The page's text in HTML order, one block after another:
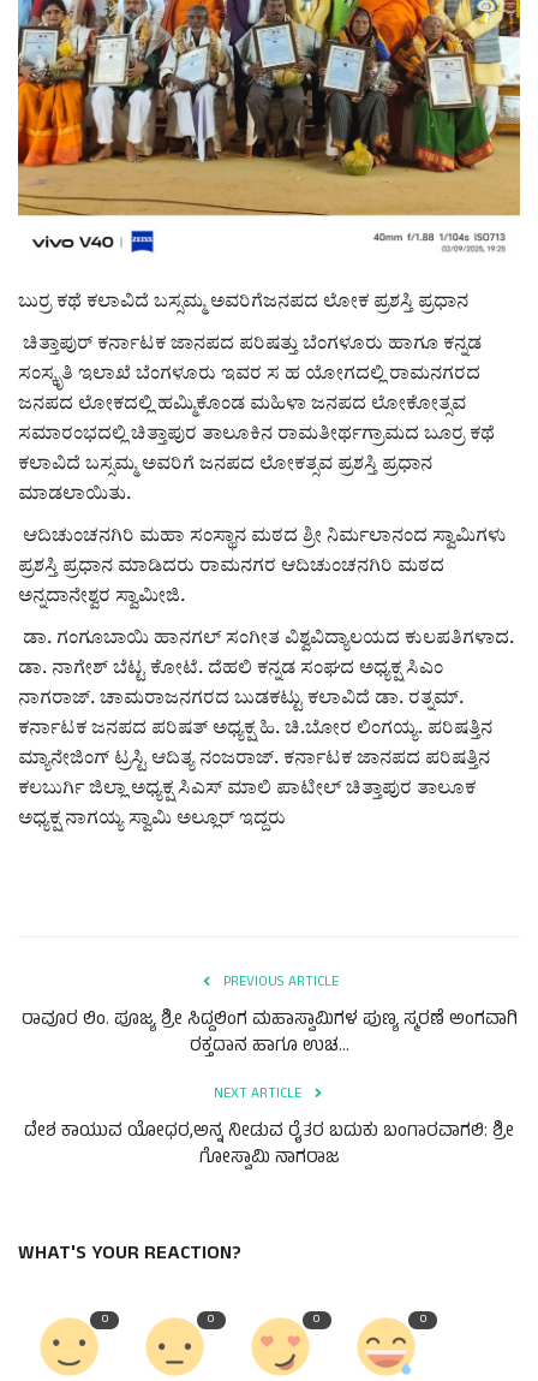
ರಾಜಕೀಯ
ಸುದ್ದಿ
e-paper (ಇ–ಪೇಪರ್‌)
ಪುಸ್ತಕ ಪರಿಚಯ
ಅಂಕಣ
ಸಾಧಕರ ಪರಿಚಯ
ಪತ್ರಕರ್ತರ ಪರಿಚಯ
ಸಂಪಾದಕೀಯ
ಕವನ
Digital Subscription
ಬುರ್ರ ಕಥೆ ಕಲಾವಿದೆ ಬಸ್ಸಮ್ಮ ಅವರಿಗೆಜನಪದ ಲೋಕ ಪ್ರಶಸ್ತಿ ಪ್ರಧಾನ
ಚಿತ್ತಾಪುರ್ ಕರ್ನಾಟಕ ಜಾನಪದ ಪರಿಷತ್ತು ಬೆಂಗಳೂರು ಹಾಗೂ ಕನ್ನಡ
ಸಂಸ್ಕೃತಿ ಇಲಾಖೆ ಬೆಂಗಳೂರು ಇವರ ಸ ಹ ಯೋಗದಲ್ಲಿ ರಾಮನಗರದ
ಜನಪದ ಲೋಕದಲ್ಲಿ ಹಮ್ಮಿಕೊಂಡ ಮಹಿಳಾ ಜನಪದ ಲೋಕೋತ್ಸವ
ಸಮಾರಂಭದಲ್ಲಿ ಚಿತ್ತಾಪುರ ತಾಲೂಕಿನ ರಾಮತೀರ್ಥಗ್ರಾಮದ ಬೂರ್ರ ಕಥೆ
ಕಲಾವಿದೆ ಬಸ್ಸಮ್ಮ ಅವರಿಗೆ ಜನಪದ ಲೋಕತ್ಸವ ಪ್ರಶಸ್ತಿ ಪ್ರಧಾನ
ಮಾಡಲಾಯಿತು.
ಆದಿಚುಂಚನಗಿರಿ ಮಹಾ ಸಂಸ್ಥಾನ ಮಠದ ಶ್ರೀ ನಿರ್ಮಲಾನಂದ ಸ್ವಾಮಿಗಳು
ಪ್ರಶಸ್ತಿ ಪ್ರಧಾನ ಮಾಡಿದರು ರಾಮನಗರ ಆದಿಚುಂಚನಗಿರಿ ಮಠದ
ಅನ್ನದಾನೇಶ್ವರ ಸ್ವಾಮೀಜಿ.
ಡಾ. ಗಂಗೂಬಾಯಿ ಹಾನಗಲ್ ಸಂಗೀತ ವಿಶ್ವವಿದ್ಯಾಲಯದ ಕುಲಪತಿಗಳಾದ.
ಡಾ. ನಾಗೇಶ್ ಬೆಟ್ಟ ಕೋಟೆ. ದೆಹಲಿ ಕನ್ನಡ ಸಂಘದ ಅಧ್ಯಕ್ಷ ಸಿಎಂ
ನಾಗರಾಜ್. ಚಾಮರಾಜನಗರದ ಬುಡಕಟ್ಟು ಕಲಾವಿದೆ ಡಾ. ರತ್ನಮ್.
ಕರ್ನಾಟಕ ಜನಪದ ಪರಿಷತ್ ಅಧ್ಯಕ್ಷ ಹಿ. ಚಿ.ಬೋರ ಲಿಂಗಯ್ಯ. ಪರಿಷತ್ತಿನ
ಮ್ಯಾನೇಜಿಂಗ್ ಟ್ರಸ್ಟಿ ಆದಿತ್ಯ ನಂಜರಾಜ್. ಕರ್ನಾಟಕ ಜಾನಪದ ಪರಿಷತ್ತಿನ
ಕಲಬುರ್ಗಿ ಜಿಲ್ಲಾ ಅಧ್ಯಕ್ಷ ಸಿಎಸ್ ಮಾಲಿ ಪಾಟೀಲ್ ಚಿತ್ತಾಪುರ ತಾಲೂಕ
ಅಧ್ಯಕ್ಷ ನಾಗಯ್ಯ ಸ್ವಾಮಿ ಅಲ್ಲೂರ್ ಇದ್ದರು
PREVIOUS ARTICLE
ರಾವೂರ ಲಿo. ಪೂಜ್ಯ ಶ್ರೀ ಸಿದ್ದಲಿಂಗ ಮಹಾಸ್ವಾಮಿಗಳ ಪುಣ್ಯ ಸ್ಮರಣೆ ಅಂಗವಾಗಿ
ರಕ್ತದಾನ ಹಾಗೂ ಉಚ...
NEXT ARTICLE
ದೇಶ ಕಾಯುವ ಯೋಧರ,ಅನ್ನ ನೀಡುವ ರೈತರ ಬದುಕು ಬಂಗಾರವಾಗಲಿ: ಶ್ರೀ
ಗೋಸ್ವಾಮಿ ನಾಗರಾಜ
WHAT'S YOUR REACTION?
0 0 0 0